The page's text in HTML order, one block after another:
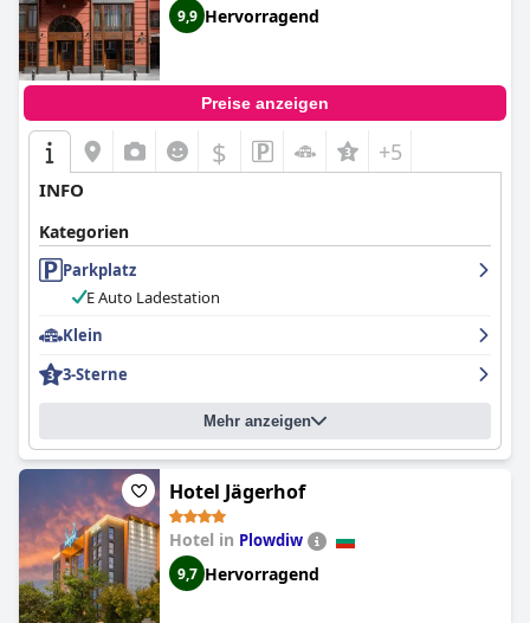
wird, und ist sehr zu empfehlen.
9,9 Hervorragend
Preise anzeigen
$ +5
INFO
Kategorien
Parkplatz
E Auto Ladestation
Klein
3-Sterne
Mehr anzeigen
Hotel Jägerhof
Hotel in Plowdiw
9,7 Hervorragend